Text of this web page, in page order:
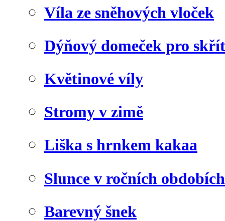
Víla ze sněhových vloček
Dýňový domeček pro
Květinové víly
Stromy v zimě
Liška s hrnkem kakaa
Slunce v ročních obdobích
Barevný šnek